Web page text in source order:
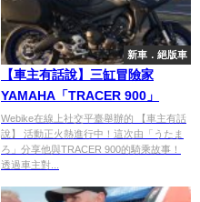
新車．絕版車
【車主有話說】三缸冒險家
YAMAHA「TRACER 900」
Webike在線上社交平臺舉辦的 【車主有話
說】 活動正火熱進行中！這次由「うたま
ろ」分享他與TRACER 900的騎乘故事！
透過車主對...